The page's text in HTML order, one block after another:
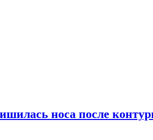
носа после